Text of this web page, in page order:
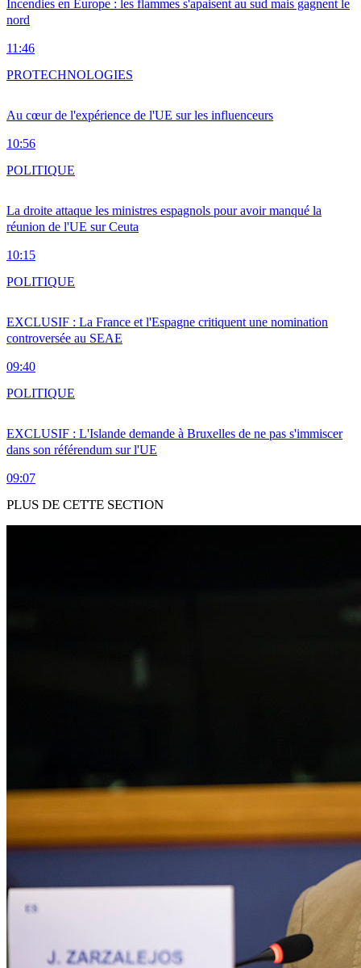
Incendies en Europe : les flammes s'apaisent au sud mais gagnent le
nord
11:46
Au cœur de l'expérience de l'UE sur les influenceurs
10:56
PROTECHNOLOGIES
La droite attaque les ministres espagnols pour avoir manqué la
réunion de l'UE sur Ceuta
10:15
POLITIQUE
EXCLUSIF : La France et l'Espagne critiquent une nomination
controversée au SEAE
09:40
POLITIQUE
EXCLUSIF : L'Islande demande à Bruxelles de ne pas s'immiscer
dans son référendum sur l'UE
09:07
POLITIQUE
PLUS DE CETTE SECTION